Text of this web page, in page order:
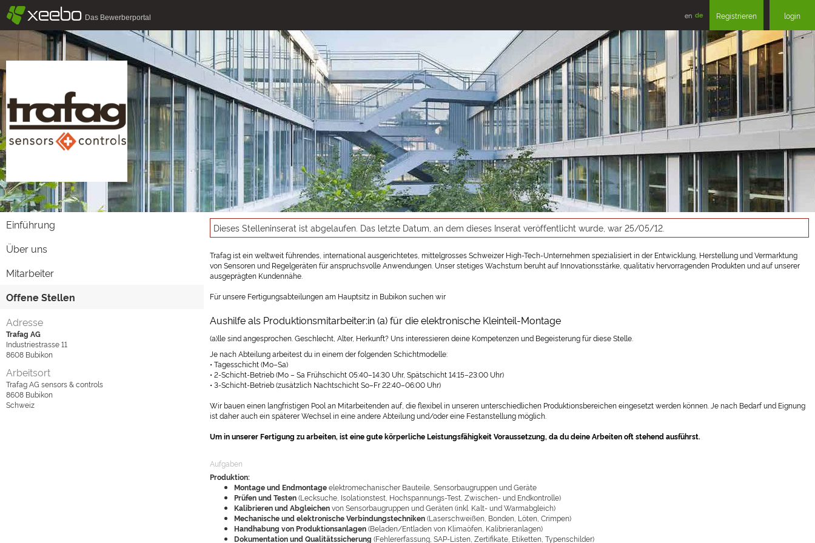
§xeebo Das Bewerberportal en de Registrieren login
Einführung
Über uns
Mitarbeiter
Offene Stellen
Adresse
Trafag AG
Industriestrasse 11
8608 Bubikon
Arbeitsort
Trafag AG sensors & controls
8608 Bubikon
Schweiz
Dieses Stelleninserat ist abgelaufen. Das letzte Datum, an dem dieses Inserat veröffentlicht wurde, war 25/05/12.
Trafag ist ein weltweit führendes, international ausgerichtetes, mittelgrosses Schweizer High-Tech-Unternehmen spezialisiert in der Entwicklung, Herstellung und Vermarktung
von Sensoren und Regelgeräten für anspruchsvolle Anwendungen. Unser stetiges Wachstum beruht auf Innovationsstärke, qualitativ hervorragenden Produkten und auf unserer
ausgeprägten Kundennähe.
Für unsere Fertigungsabteilungen am Hauptsitz in Bubikon suchen wir
Aushilfe als Produktionsmitarbeiter:in (a) für die elektronische Kleinteil-Montage
(a)lle sind angesprochen. Geschlecht, Alter, Herkunft? Uns interessieren deine Kompetenzen und Begeisterung für diese Stelle.
Je nach Abteilung arbeitest du in einem der folgenden Schichtmodelle:
• Tagesschicht (Mo–Sa)
• 2-Schicht-Betrieb (Mo – Sa Frühschicht 05:40–14:30 Uhr, Spätschicht 14:15–23:00 Uhr)
• 3-Schicht-Betrieb (zusätzlich Nachtschicht So–Fr 22:40–06:00 Uhr)
Wir bauen einen langfristigen Pool an Mitarbeitenden auf, die flexibel in unseren unterschiedlichen Produktionsbereichen eingesetzt werden können. Je nach Bedarf und Eignung
ist daher auch ein späterer Wechsel in eine andere Abteilung und/oder eine Festanstellung möglich.
Um in unserer Fertigung zu arbeiten, ist eine gute körperliche Leistungsfähigkeit Voraussetzung, da du deine Arbeiten oft stehend ausführst.
Aufgaben
Produktion:
Montage und Endmontageelektromechanischer Bauteile, Sensorbaugruppen und Geräte
Prüfen und Testen(Lecksuche, Isolationstest, Hochspannungs-Test, Zwischen- und Endkontrolle)
Kalibrieren und Abgleichenvon Sensorbaugruppen und Geräten (inkl. Kalt- und Warmabgleich)
Mechanische und elektronische Verbindungstechniken(Laserschweißen, Bonden, Löten, Crimpen)
Handhabung von Produktionsanlagen(Beladen/Entladen von Klimaöfen, Kalibrieranlagen)
Dokumentation und Qualitätssicherung (Fehlererfassung, SAP-Listen, Zertifikate, Etiketten, Typenschilder)